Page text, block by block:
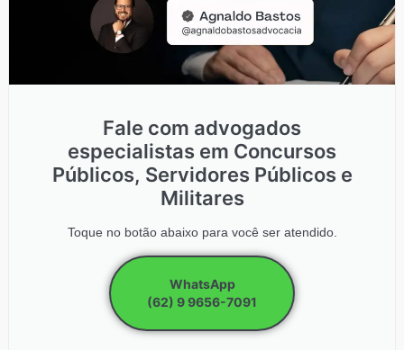
Fale com advogados
especialistas em Concursos
Públicos, Servidores Públicos e
Militares
Toque no botão abaixo para você ser atendido.
WhatsApp
(62) 9 9656-7091